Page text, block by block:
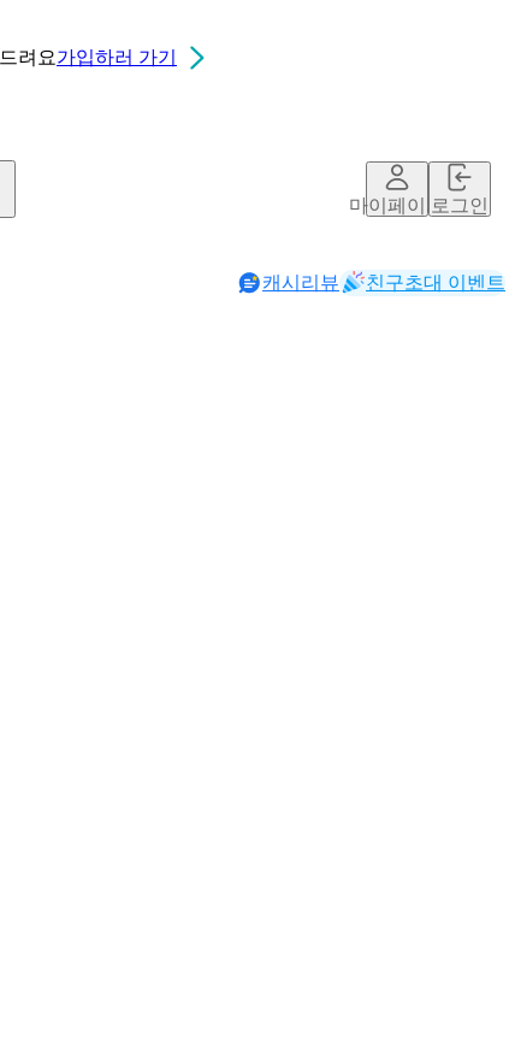
드려요가입하러 가기
마이페이지로그인
캐시리뷰 친구초대 이벤트